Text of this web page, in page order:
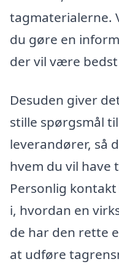
tagmaterialerne.
du gøre en
der vil være
Desuden giver
stille spørgsmål
leverandører, så
hvem du vil have
Personlig
i, hvordan en
de har den rette
at udføre